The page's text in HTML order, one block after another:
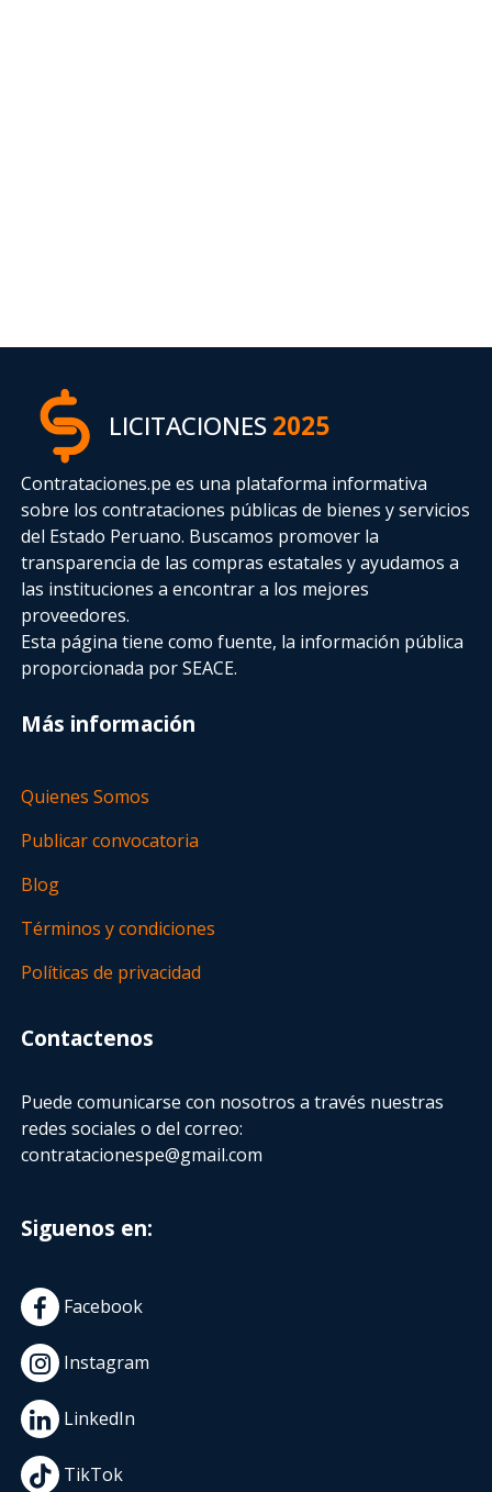
LICITACIONES2025
Contrataciones.pe es una plataforma informativa
sobre los contrataciones públicas de bienes y servicios
del Estado Peruano. Buscamos promover la
transparencia de las compras estatalesy ayudamos a
las instituciones a encontrar a los mejores
proveedores.
Esta página tiene como fuente, la información pública
proporcionada por SEACE.
Más información
Quienes Somos
Publicar convocatoria
Blog
Términos y condiciones
Políticas de privacidad
Contactenos
Puede comunicarse con nosotros a través nuestras
redes sociales o del correo:
contratacionespe@gmail.com
Siguenos en:
Facebook
Instagram
LinkedIn
TikTok